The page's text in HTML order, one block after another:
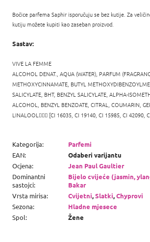
Bočice parfema Saphir isporučuju se bez kutije. Za
kutiju možete kupiti kao zaseban proizvod.
Sastav:
VIVE LA FEMME
ALCOHOL DENAT., AQUA (WATER), PARFUM
METHOXYCINNAMATE, BUTYL
SALICYLATE, BHT, BENZYL SALICYLATE, ALPHA-
ALCOHOL, BENZYL BENZOATE, CITRAL, COUMARIN,
LINALOOL  [CI 16035, CI 19140, CI 15985, CI 42090,
Kategorija:
Parfemi
EAN:
Odaberi varijantu
Ocjena:
Jean Paul Gaultier
Dominantni
sastojci:
Bijelo cvijeće (jasmin,
Bakar
Vrsta mirisa: Cvijetni,Slatki,Chyprovi
Sezona:
Hladne mjesece
Spol: Žene